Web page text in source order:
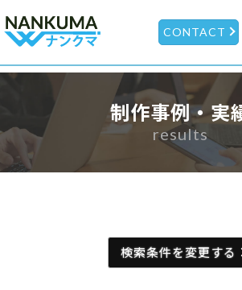
CONTACT
制作事例・実
results
検索条件を変更する